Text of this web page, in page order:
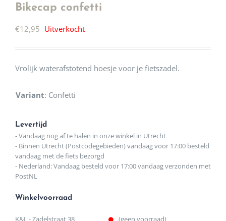
Bikecap confetti
€12,95 Uitverkocht
Vrolijk waterafstotend hoesje voor je fietszadel.
Variant: Confetti
Levertijd
- Vandaag nog af te halen in onze winkel in Utrecht
- Binnen Utrecht (Postcodegebieden) vandaag voor 17:00 besteld
vandaag met de fiets bezorgd
- Nederland: Vandaag besteld voor 17:00 vandaag verzonden met
PostNL
Winkelvoorraad